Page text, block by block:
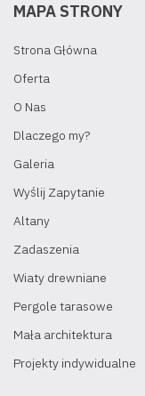
MAPA STRONY
Strona Główna
Oferta
O Nas
Dlaczego my?
Galeria
Wyślij Zapytanie
Altany
Zadaszenia
Wiaty drewniane
Pergole tarasowe
Mała architektura
Projekty indywidualne